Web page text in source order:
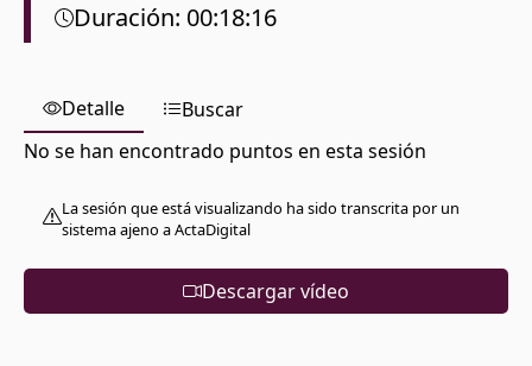
Hasta
Español
Duración: 00:18:16
Detalle
Buscar
No se han encontrado puntos en esta sesión
La sesión que está visualizando ha sido transcrita por un
sistema ajeno a ActaDigital
Descargar vídeo